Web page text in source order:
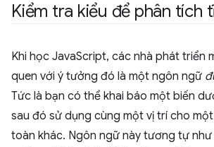
Kiểm tra kiểu để phân tích
Khi học JavaScript, các nhà phát triển
quen với ý tưởng đó là một ngôn ngữ
Tức là bạn có thể khai báo một biến
sau đó sử dụng cùng một vị trí cho
toàn khác. Ngôn ngữ này tương tự